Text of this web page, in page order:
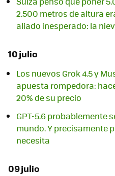
2.500 metros de altura
aliado inesperado: la
10 julio
Los nuevos Grok 4.5 y
apuesta rompedora:
20% de su precio
GPT-5.6 probablemente
mundo. Y precisamente
necesita
09 julio